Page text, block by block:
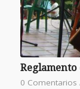
Reglamento
0 Comentarios